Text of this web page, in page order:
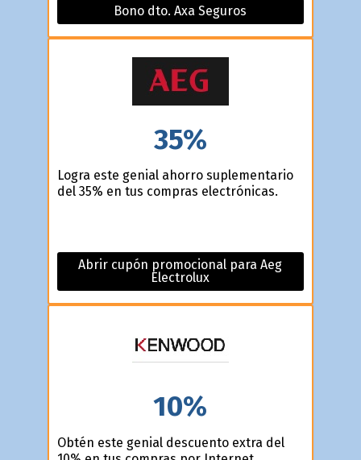
Bono dto. Axa Seguros
35%
Logra este genial ahorro suplementario
del 35% en tus compras electrónicas.
Abrir cupón promocional para Aeg
Electrolux
10%
Obtén este genial descuento extra del